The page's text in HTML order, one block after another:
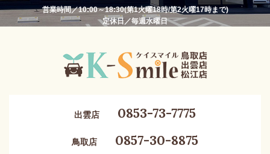
営業時間／10:00～18:30(第1火曜18時/第2火曜17時まで)
定休日／毎週水曜日
出雲店 0853-73-7775
鳥取店 0857-30-8875